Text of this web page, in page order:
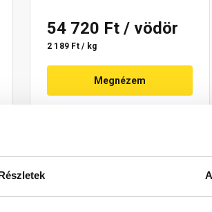
54 720 Ft / vödör
2 189 Ft / kg
Megnézem